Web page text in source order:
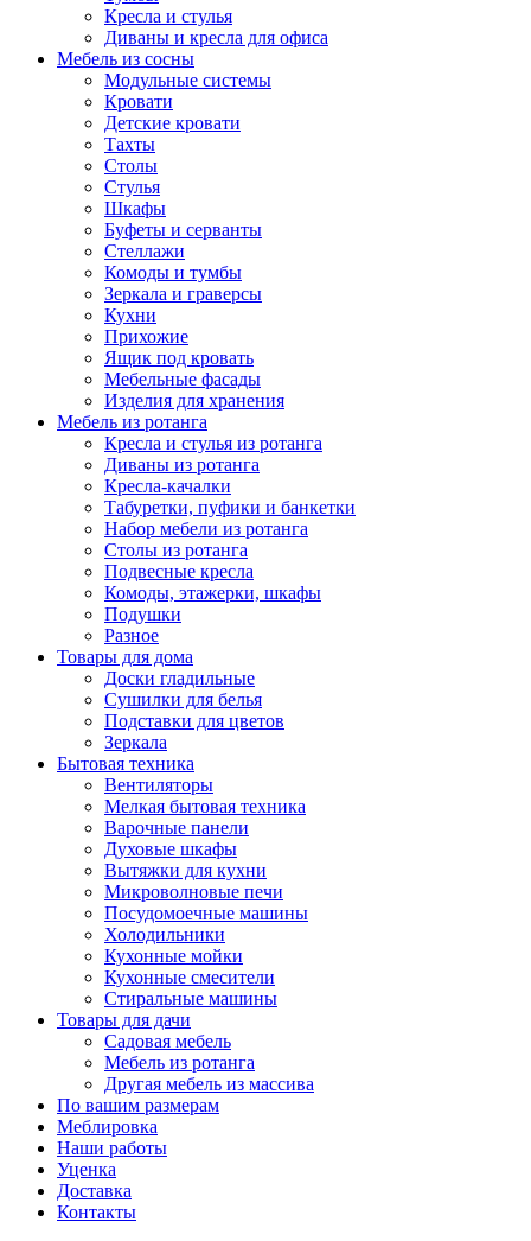
Кресла и стулья
Диваны и кресла для офиса
Мебель из сосны
Модульные системы
Кровати
Детские кровати
Тахты
Столы
Стулья
Шкафы
Буфеты и серванты
Стеллажи
Комоды и тумбы
Зеркала и граверсы
Кухни
Прихожие
Ящик под кровать
Мебельные фасады
Изделия для хранения
Мебель из ротанга
Кресла и стулья из ротанга
Диваны из ротанга
Кресла-качалки
Табуретки, пуфики и банкетки
Набор мебели из ротанга
Столы из ротанга
Подвесные кресла
Комоды, этажерки, шкафы
Подушки
Разное
Товары для дома
Доски гладильные
Сушилки для белья
Подставки для цветов
Зеркала
Бытовая техника
Вентиляторы
Мелкая бытовая техника
Варочные панели
Духовые шкафы
Вытяжки для кухни
Микроволновые печи
Посудомоечные машины
Холодильники
Кухонные мойки
Кухонные смесители
Стиральные машины
Товары для дачи
Садовая мебель
Мебель из ротанга
Другая мебель из массива
По вашим размерам
Меблировка
Наши работы
Уценка
Доставка
Контакты